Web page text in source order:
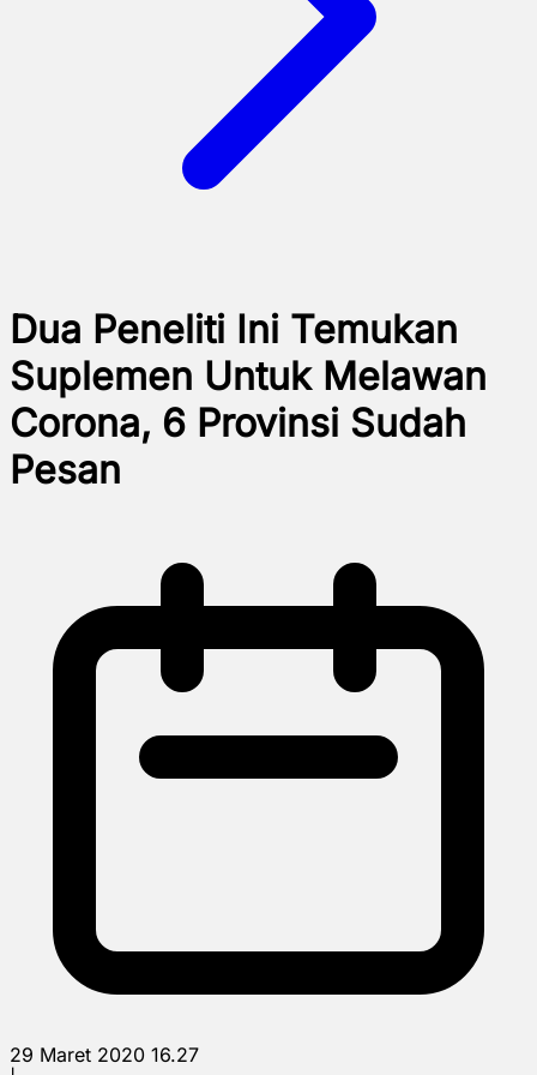
Dua Peneliti Ini Temukan
Suplemen Untuk Melawan
Corona, 6 Provinsi Sudah
Pesan
29 Maret 2020 16.27